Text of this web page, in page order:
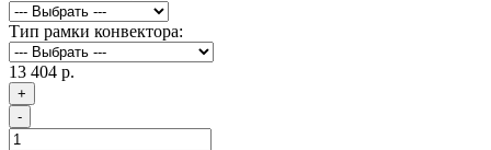
Тип рамки конвектора:
13 404 р.
+
-